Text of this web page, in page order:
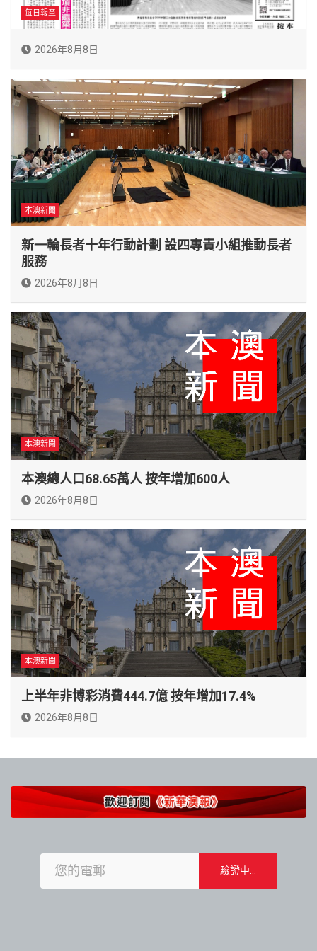
每日報章
2026年8月8日
本澳新聞
新一輪長者十年行動計劃 設四專責小組推動長者
服務
2026年8月8日
本澳新聞
本澳總人口68.65萬人 按年增加600人
2026年8月8日
本澳新聞
上半年非博彩消費444.7億 按年增加17.4%
2026年8月8日